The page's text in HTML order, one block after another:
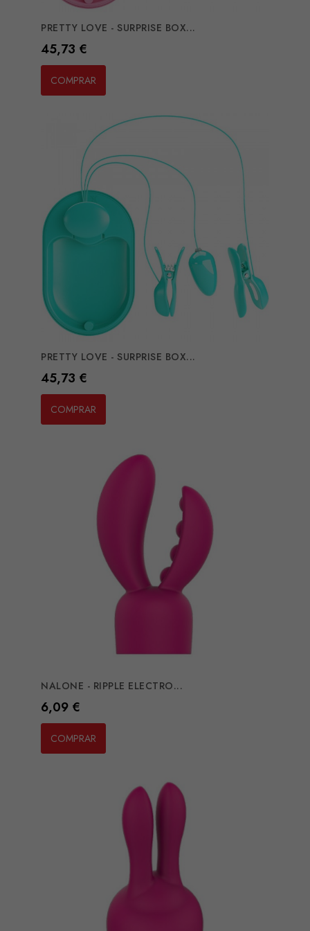
PRETTY LOVE - SURPRISE BOX...
Preço
45,73 €
COMPRAR
PRETTY LOVE - SURPRISE BOX...
Preço
45,73 €
COMPRAR
NALONE - RIPPLE ELECTRO...
Preço
6,09 €
COMPRAR